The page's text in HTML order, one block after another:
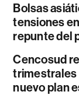
Bolsas
tensiones
repunte del
Cencosud
trimestrales
nuevo plan